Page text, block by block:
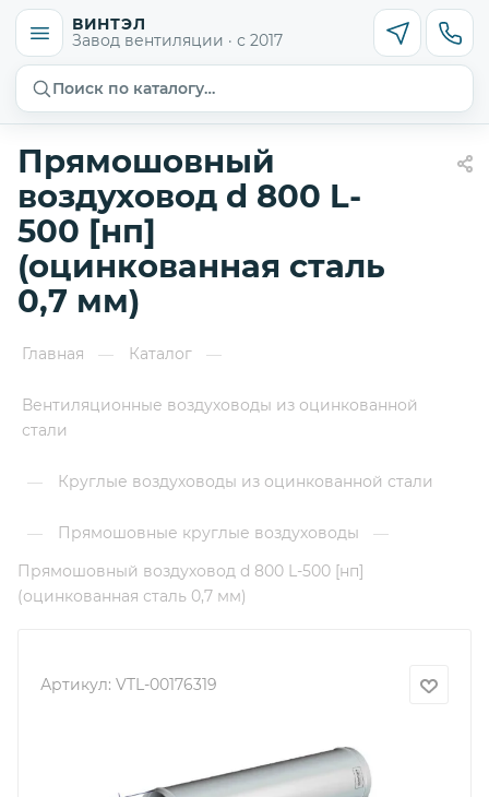
ВИНТЭЛ
Завод вентиляции · с 2017
Поиск по каталогу…
Прямошовный
воздуховод d 800 L-
500 [нп]
(оцинкованная сталь
0,7 мм)
Главная — Каталог —
Вентиляционные воздуховоды из оцинкованной
стали
— Круглые воздуховоды из оцинкованной стали
— Прямошовные круглые воздуховоды
—
Прямошовный воздуховод d 800 L-500 [нп]
(оцинкованная сталь 0,7 мм)
Артикул: VTL-00176319